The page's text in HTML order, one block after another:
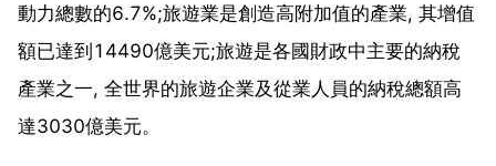
動力總數的6.7%;旅遊業是創造高附加值的產業, 其增值
額已達到14490億美元;旅遊是各國財政中主要的納稅
產業之一, 全世界的旅遊企業及從業人員的納稅總額高
達3030億美元。